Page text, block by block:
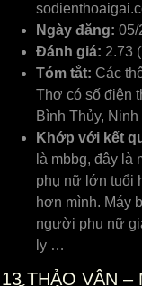
Ngày đăng: 05/
Đánh giá: 2.73
Tóm tắt: Các
Thơ có số điện
Bình Thủy,
Khớp với kết
là mbbg, đây là
phụ nữ lớn tuổi
hơn mình. Máy
người phụ nữ
ly …
13 THẢO VÂN –